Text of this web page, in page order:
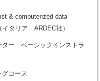
& computerized data
イタリア ARDEC社）
ー ベーシックインストラ
コース